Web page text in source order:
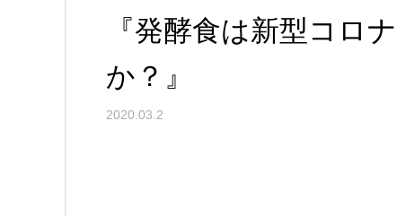
『発酵食は新型コロ
か？』
2020.03.2